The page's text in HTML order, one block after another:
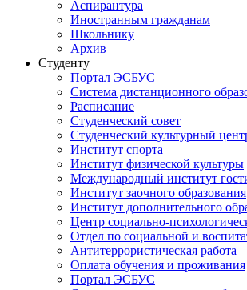
Аспирантура
Иностранным гражданам
Школьнику
Архив
Студенту
Портал ЭСБУС
Система дистанционного
Расписание
Студенческий совет
Студенческий культурный
Институт спорта
Институт физической культуры
Международный институт
Институт заочного образования
Институт дополнительного
Центр социально-
Отдел по социальной и
Антитеррористическая работа
Оплата обучения и проживания
Портал ЭСБУС